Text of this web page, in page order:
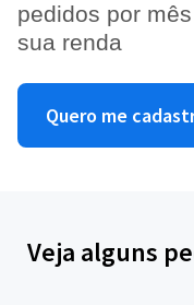
pedidos por
sua renda
Quero me
Veja alguns